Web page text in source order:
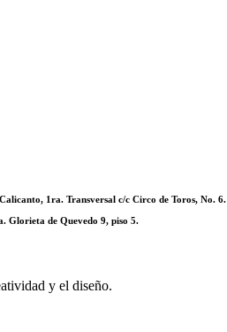
1ra. Transversal c/c Circo de Toros, No. 6.
Glorieta de Quevedo 9, piso 5.
y el diseño.